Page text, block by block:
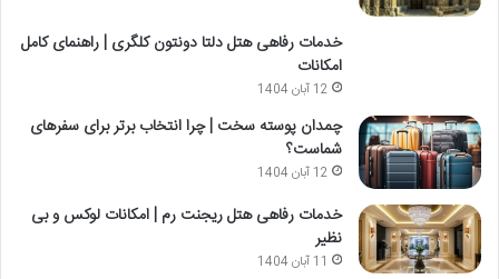
خدمات رفاهی هتل دلتا دونتون کلگری | راهنمای کامل
امکانات
12 آبان 1404
چمدان پوسته سخت | چرا انتخاب برتر برای سفرهای
شماست؟
12 آبان 1404
خدمات رفاهی هتل ریجنت رم | امکانات لوکس و بی
نظیر
11 آبان 1404